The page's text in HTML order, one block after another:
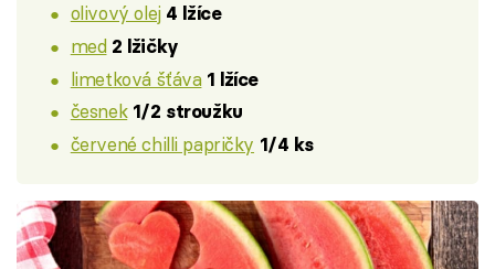
olivový olej 4 lžíce
med 2 lžičky
limetková šťáva 1 lžíce
česnek 1/2 stroužku
červené chilli papričky 1/4 ks